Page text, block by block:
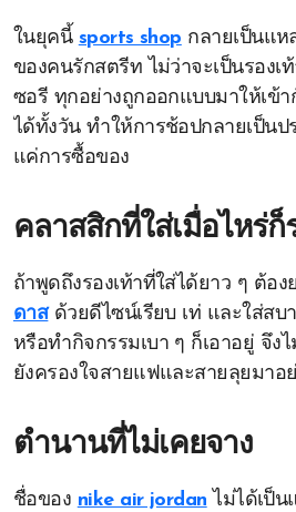
ในยุคนี้ sports shop กลายเป็นแห
ของคนรักสตรีท ไม่ว่าจะเป็นรองเ
ซอรี ทุกอย่างถูกออกแบบมาให้เข้
ได้ทั้งวัน ทำให้การช้อปกลายเป็น
แค่การซื้อของ
คลาสสิกที่ใส่เมื่อไหร่ก็
ถ้าพูดถึงรองเท้าที่ใส่ได้ยาว ๆ ต้อง
ดาสด้วยดีไซน์เรียบ เท่ และใส่สบ
หรือทำกิจกรรมเบา ๆ ก็เอาอยู่ จึง
ยังครองใจสายแฟและสายลุยมาอ
ตำนานที่ไม่เคยจาง
ชื่อของ nike air jordan ไม่ได้เป็